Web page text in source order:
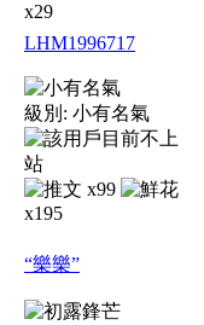
x29
LHM1996717
級別: 小有名氣
x99
x195
“樂樂”